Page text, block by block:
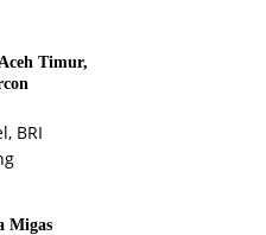
Timur,
Migas